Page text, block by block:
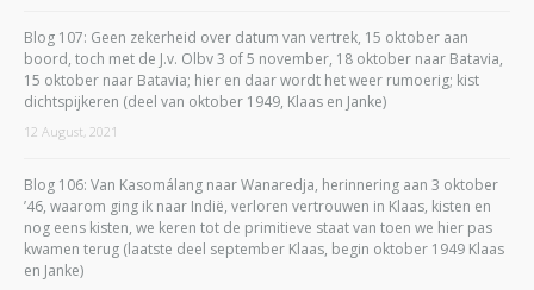
Blog 107: Geen zekerheid over datum van vertrek, 15 oktober aan
boord, toch met de J.v. Olbv 3 of 5 november, 18 oktober naar Batavia,
15 oktober naar Batavia; hier en daar wordt het weer rumoerig; kist
dichtspijkeren (deel van oktober 1949, Klaas en Janke)
12 August, 2021
Blog 106: Van Kasomálang naar Wanaredja, herinnering aan 3 oktober
’46, waarom ging ik naar Indië, verloren vertrouwen in Klaas, kisten en
nog eens kisten, we keren tot de primitieve staat van toen we hier pas
kwamen terug (laatste deel september Klaas, begin oktober 1949 Klaas
en Janke)